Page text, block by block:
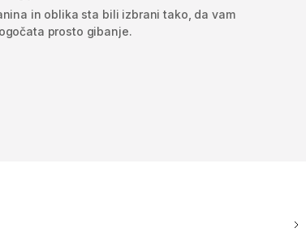
in oblika sta bili izbrani tako, da vam
prosto gibanje.